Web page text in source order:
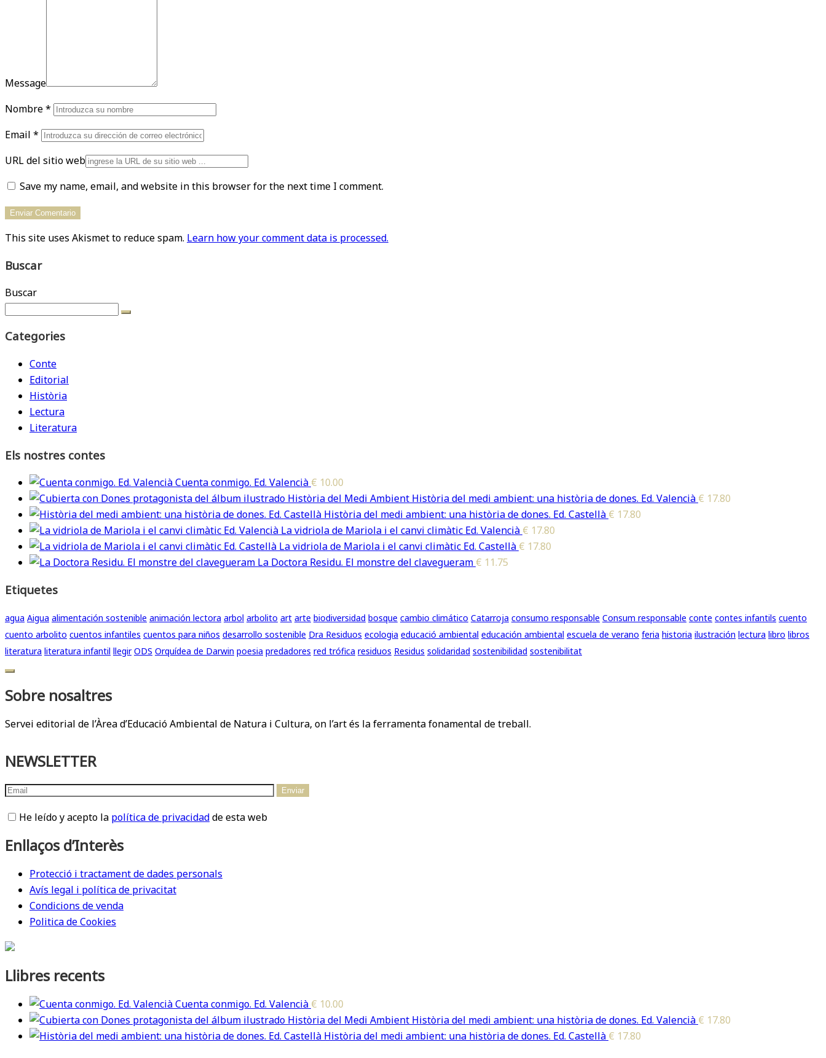
Message
Nombre*
Email *
URL del sitio web
Save my name, email, and website in this browser for the next time I comment.
This site uses Akismet to reduce spam. Learn how your comment data is processed.
Buscar
Buscar
Categories
Conte
Editorial
Història
Lectura
Literatura
Els nostres contes
Cuenta conmigo. Ed. Valencià € 10.00
Història del medi ambient: una història de dones. Ed. Valencià € 17.80
Història del medi ambient: una història de dones. Ed. Castellà € 17.80
La vidriola de Mariola i el canvi climàtic Ed. Valencià € 17.80
La vidriola de Mariola i el canvi climàtic Ed. Castellà € 17.80
La Doctora Residu. El monstre del clavegueram € 11.75
Etiquetes
agua Aigua alimentación sostenible animación lectora arbol arbolito art arte biodiversidad bosque cambio climático Catarroja consumo responsable Consum responsable conte contes infantils cuento
cuento arbolito cuentos infantiles cuentos para niños desarrollo sostenible Dra Residuos ecologia educació ambiental educación ambiental escuela de verano feria historia ilustración lectura libro libros
literatura literatura infantil llegir ODS Orquídea de Darwin poesia predadores red trófica residuos Residus solidaridad sostenibilidad sostenibilitat
Sobre nosaltres
Servei editorial de l’Àrea d’Educació Ambiental de Natura i Cultura, on l’art és la ferramenta fonamental de treball.
NEWSLETTER
He leído y acepto la política de privacidadde esta web
Enllaços d’Interès
Protecció i tractament de dades personals
Avís legal i política de privacitat
Condicions de venda
Politica de Cookies
Llibres recents
Cuenta conmigo. Ed. Valencià € 10.00
Història del medi ambient: una història de dones. Ed. Valencià € 17.80
Història del medi ambient: una història de dones. Ed. Castellà € 17.80